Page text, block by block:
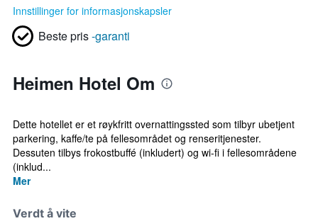
Innstillinger for informasjonskapsler
Beste pris-garanti
Heimen Hotel Om
Dette hotellet er et røykfritt overnattingssted som tilbyr ubetjent
parkering, kaffe/te på fellesområdet og renseritjenester.
Dessuten tilbys frokostbuffé (inkludert) og wi-fi i fellesområdene
(inklud...
Mer
Verdt å vite